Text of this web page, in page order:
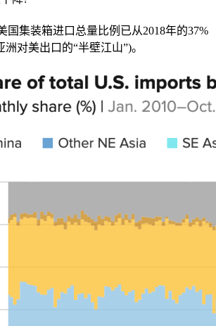
国集装箱进口总量比例已从2018年的37%
洲对美出口的“半壁江山”)。